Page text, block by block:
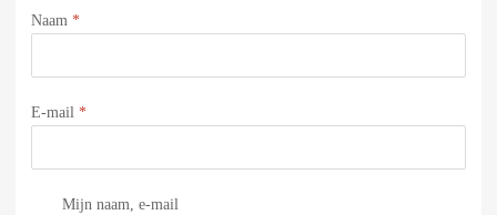
Naam *
E-mail *
Mijn naam, e-mail